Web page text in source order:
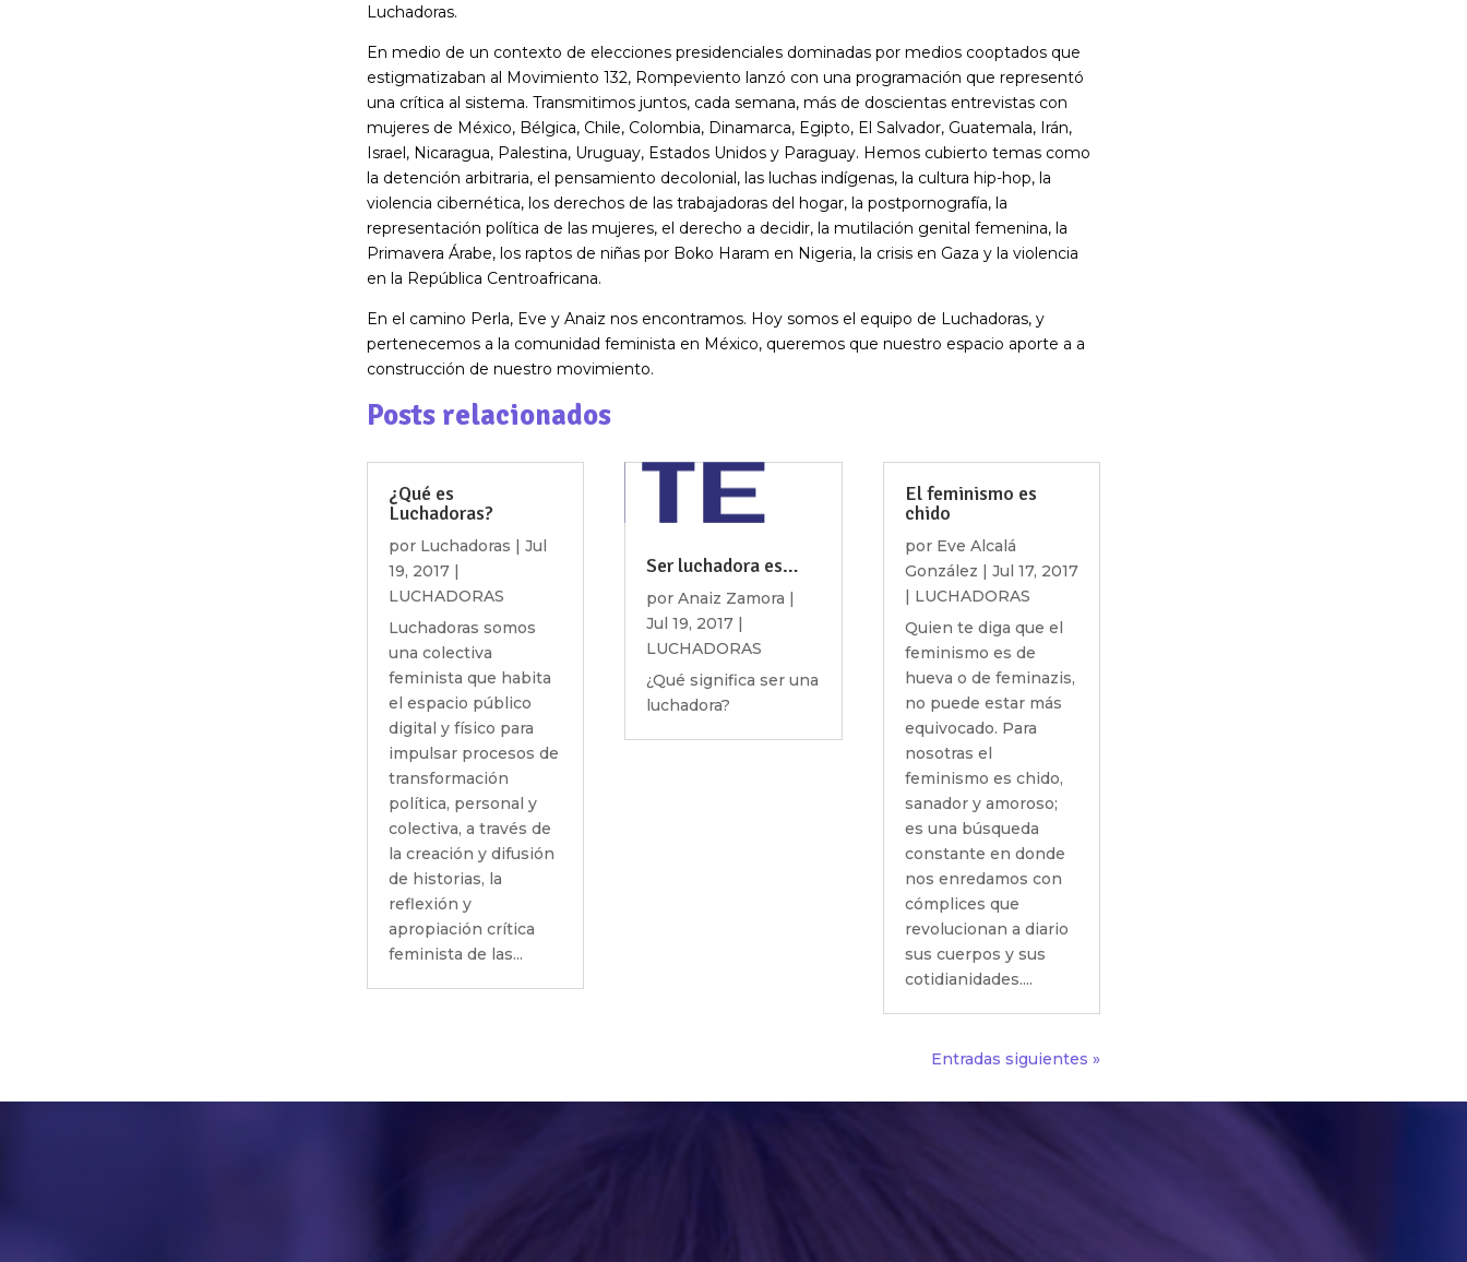
Luchadoras.
En medio de un contexto de elecciones presidenciales dominadas por medios cooptados que
estigmatizaban al Movimiento 132, Rompeviento lanzó con una programación que representó
una crítica al sistema. Transmitimos juntos, cada semana, más de doscientas entrevistas con
mujeres de México, Bélgica, Chile, Colombia, Dinamarca, Egipto, El Salvador, Guatemala, Irán,
Israel, Nicaragua, Palestina, Uruguay, Estados Unidos y Paraguay. Hemos cubierto temas como
la detención arbitraria, el pensamiento decolonial, las luchas indígenas, la cultura hip-hop, la
violencia cibernética, los derechos de las trabajadoras del hogar, la postpornografía, la
representación política de las mujeres, el derecho a decidir, la mutilación genital femenina, la
Primavera Árabe, los raptos de niñas por Boko Haram en Nigeria, la crisis en Gaza y la violencia
en la República Centroafricana.
En el camino Perla, Eve y Anaiz nos encontramos. Hoy somos el equipo de Luchadoras, y
pertenecemos a la comunidad feminista en México, queremos que nuestro espacio aporte a a
construcción de nuestro movimiento.
Posts relacionados
¿Qué es
Luchadoras?
por Luchadoras | Jul
19, 2017 |
LUCHADORAS
Luchadoras somos
una colectiva
feminista que habita
el espacio público
digital y físico para
impulsar procesos de
transformación
política, personal y
colectiva, a través de
la creación y difusión
de historias, la
reflexión y
apropiación crítica
feminista de las...
Ser luchadora es…
porAnaiz Zamora |
Jul 19, 2017 |
LUCHADORAS
¿Qué significa ser una
luchadora?
El feminismo es
chido
por Eve Alcalá
González | Jul 17, 2017
| LUCHADORAS
Quien te diga que el
feminismo es de
hueva o de feminazis,
no puede estar más
equivocado. Para
nosotras el
feminismo es chido,
sanador y amoroso;
es una búsqueda
constante en donde
nos enredamos con
cómplices que
revolucionan a diario
sus cuerpos y sus
cotidianidades....
Entradas siguientes »